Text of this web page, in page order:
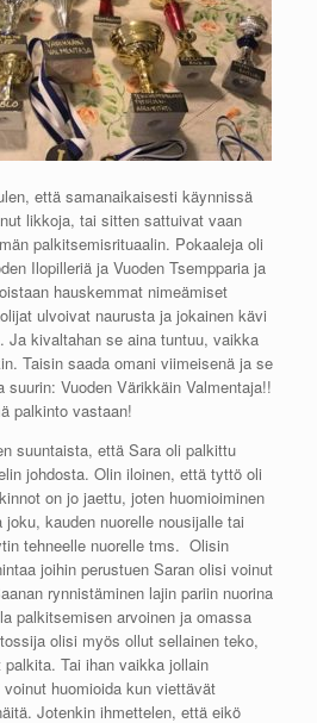
että samanaikaisesti käynnissä
likkoja, tai sitten sattuivat vaan
palkitsemisrituaalin. Pokaaleja oli
Ilopilleriä ja Vuoden Tsempparia ja
hauskemmat nimeämiset
ulvoivat naurusta ja jokainen kävi
Ja kivaltahan se aina tuntuu, vaikka
Taisin saada omani viimeisenä ja se
Vuoden Värikkäin Valmentaja!!
palkinto vastaan!
suuntaista, että Sara oli palkittu
johdosta. Olin iloinen, että tyttö oli
on jo jaettu, joten huomioiminen
kauden nuorelle nousijalle tai
tehneelle nuorelle tms. Olisin
joihin perustuen Saran olisi voinut
rynnistäminen lajin pariin nuorina
palkitsemisen arvoinen ja omassa
olisi myös ollut sellainen teko,
Tai ihan vaikka jollain
huomioida kun viettävät
Jotenkin ihmettelen, että eikö